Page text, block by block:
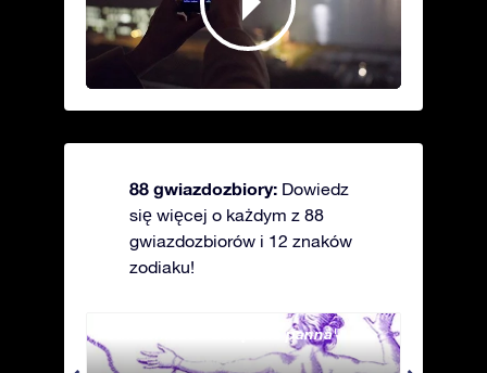
88 gwiazdozbiory: Dowiedz
się więcej o każdym z 88
gwiazdozbiorów i 12 znaków
zodiaku!
Andromeda - Związana panna